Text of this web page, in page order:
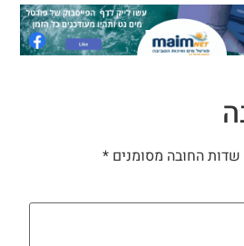
שדות החובה מסומנים *